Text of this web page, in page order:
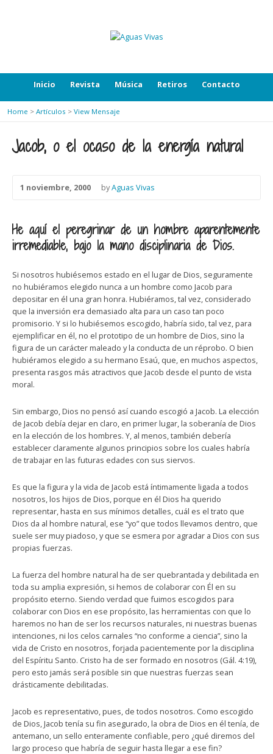
Inicio Revista Música Retiros Contacto
Home > Artículos > View Mensaje
Jacob, o el ocaso de la energía natural
1 noviembre, 2000 byAguas Vivas
He aquí el peregrinar de un hombre aparentemente
irremediable, bajo la mano disciplinaria de Dios.
Si nosotros hubiésemos estado en el lugar de Dios, seguramente
no hubiéramos elegido nunca a un hombre como Jacob para
depositar en él una gran honra. Hubiéramos, tal vez, considerado
que la inversión era demasiado alta para un caso tan poco
promisorio. Y si lo hubiésemos escogido, habría sido, tal vez, para
ejemplificar en él, no el prototipo de un hombre de Dios, sino la
figura de un carácter maleado y la conducta de un réprobo. O bien
hubiéramos elegido a su hermano Esaú, que, en muchos aspectos,
presenta rasgos más atractivos que Jacob desde el punto de vista
moral.
Sin embargo, Dios no pensó así cuando escogió a Jacob. La elección
de Jacob debía dejar en claro, en primer lugar, la soberanía de Dios
en la elección de los hombres. Y, al menos, también debería
establecer claramente algunos principios sobre los cuales habría
de trabajar en las futuras edades con sus siervos.
Es que la figura y la vida de Jacob está íntimamente ligada a todos
nosotros, los hijos de Dios, porque en él Dios ha querido
representar, hasta en sus mínimos detalles, cuál es el trato que
Dios da al hombre natural, ese “yo” que todos llevamos dentro, que
suele ser muy piadoso, y que se esmera por agradar a Dios con sus
propias fuerzas.
La fuerza del hombre natural ha de ser quebrantada y debilitada en
toda su amplia expresión, si hemos de colaborar con Él en su
propósito eterno. Siendo verdad que fuimos escogidos para
colaborar con Dios en ese propósito, las herramientas con que lo
haremos no han de ser los recursos naturales, ni nuestras buenas
intenciones, ni los celos carnales “no conforme a ciencia”, sino la
vida de Cristo en nosotros, forjada pacientemente por la disciplina
del Espíritu Santo. Cristo ha de ser formado en nosotros (Gál. 4:19),
pero esto jamás será posible sin que nuestras fuerzas sean
drásticamente debilitadas.
Jacob es representativo, pues, de todos nosotros. Como escogido
de Dios, Jacob tenía su fin asegurado, la obra de Dios en él tenía, de
antemano, un sello enteramente confiable, pero ¿qué diremos del
largo proceso que habría de seguir hasta llegar a ese fin?